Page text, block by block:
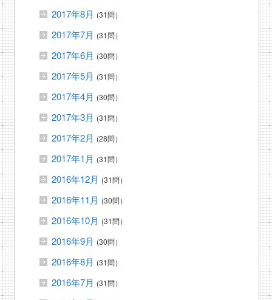
2017年8月 (31問）
2017年7月 (31問）
2017年6月 (30問）
2017年5月 (31問）
2017年4月 (30問）
2017年3月 (31問）
2017年2月 (28問）
2017年1月 (31問）
2016年12月 (31問）
2016年11月 (30問）
2016年10月 (31問）
2016年9月 (30問）
2016年8月 (31問）
2016年7月 (31問）